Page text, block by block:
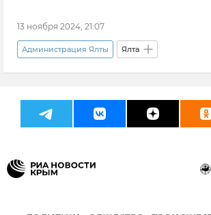
13 ноября 2024, 21:07
Администрация Ялты Ялта
Черноморнефтегаз Новости Крыма
Крым Газ Газоснабжение